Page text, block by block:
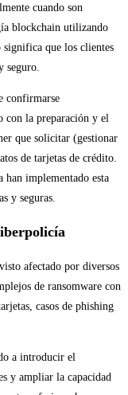
cuando son
blockchain utilizando
significa que los clientes
seguro.
confirmarse
con la preparación y el
que solicitar (gestionar
de tarjetas de crédito.
han implementado esta
y seguras.
afectado por diversos
de ransomware con
casos de phishing
a introducir el
y ampliar la capacidad